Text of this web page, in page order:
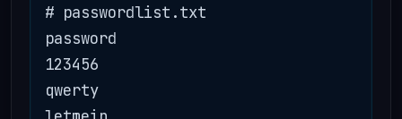
# passwordlist.txt
password
123456
qwerty